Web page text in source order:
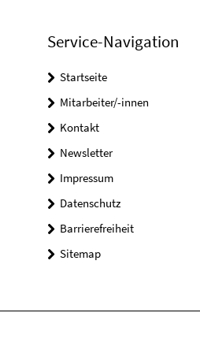
Service-Navigation
Startseite
Mitarbeiter/-innen
Kontakt
Newsletter
Impressum
Datenschutz
Barrierefreiheit
Sitemap